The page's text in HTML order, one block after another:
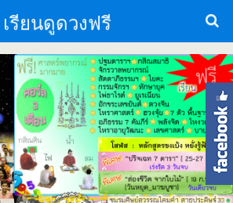
เรียนดูดวงฟรี